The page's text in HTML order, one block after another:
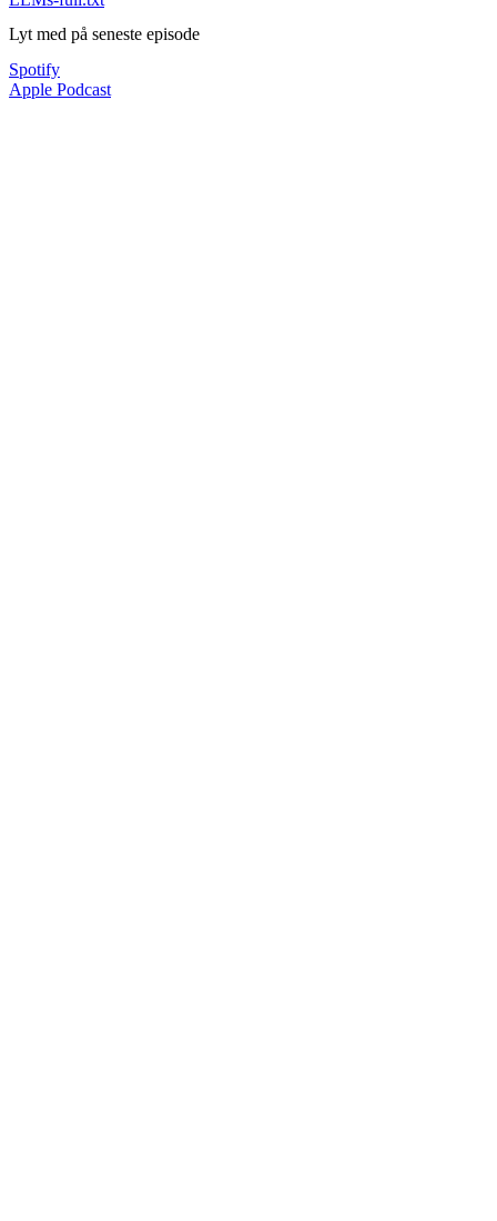
Lyt med på seneste episode
Spotify
Apple Podcast